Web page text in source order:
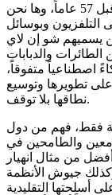
عالم اليوم يثبت صحة ما قاله شو إن لاي قبل 57 عاماً، وها نحن
التلفزيون وبوسائل
يسميهم شو إن لاي
والدبابات
اصطناعياً متفوقاً،
تطويرها وتوسيع
نطاقها بلا توقف.
فقط، فهم من دول
والطامحين في
من مثال انهيار
وكذلك جيوش الأنظمة
أسلحتها التقليدية